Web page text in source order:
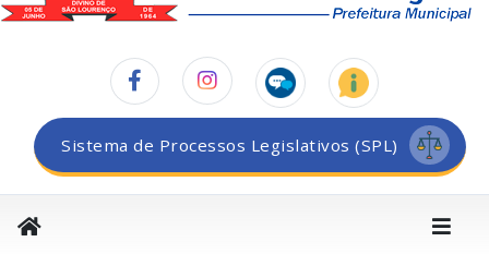
Sistema de Processos Legislativos (SPL)